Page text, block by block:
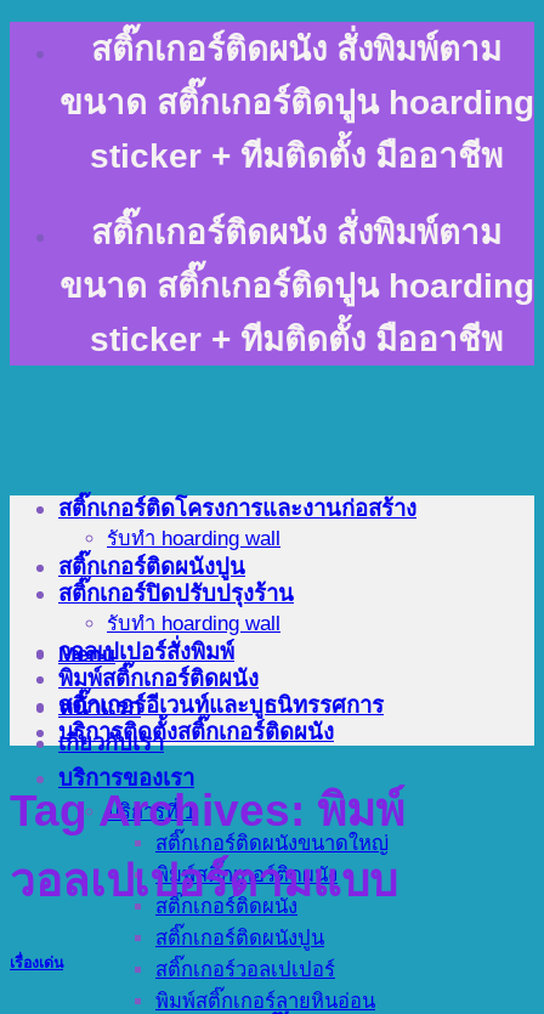
content
สติ๊กเกอร์ติดผนัง สั่งพิมพ์ตาม
ขนาด สติ๊กเกอร์ติดปูน hoarding
sticker + ทีมติดตั้ง มืออาชีพ
สติ๊กเกอร์ติดผนัง สั่งพิมพ์ตาม
ขนาด สติ๊กเกอร์ติดปูน hoarding
sticker + ทีมติดตั้ง มืออาชีพ
Menu
หน้าแรก
เกี่ยวกับเรา
บริการของเรา
บริการที่ 1
สติ๊กเกอร์ติดผนังขนาดใหญ่
พิมพ์สติ๊กเกอร์ติดผนัง
สติ๊กเกอร์ติดผนัง
สติ๊กเกอร์ติดผนังปูน
สติ๊กเกอร์วอลเปเปอร์
พิมพ์สติ๊กเกอร์ลายหินอ่อน
สติ๊กเกอร์ติดโครงการและงานก่อสร้าง
รับทำ hoarding wall
สติ๊กเกอร์ติดผนังปูน
สติ๊กเกอร์ปิดปรับปรุงร้าน
รับทำ hoarding wall
วอลเปเปอร์สั่งพิมพ์
พิมพ์สติ๊กเกอร์ติดผนัง
สติ๊กเกอร์อีเวนท์และบูธนิทรรศการ
บริการติดตั้งสติ๊กเกอร์ติดผนัง
Tag Archives: พิมพ์
วอลเปเปอร์ตามแบบ
เรื่องเด่น